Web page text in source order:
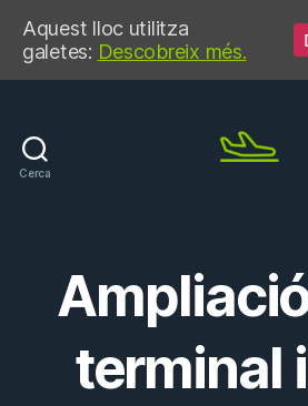
Cerca
terminal
Aquest lloc utilitza
galetes: Descobreix més.